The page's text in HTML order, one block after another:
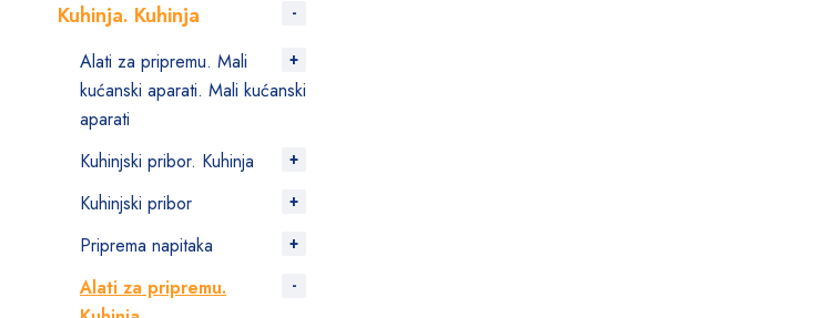
Kuhinja. Kuhinja
Alati za pripremu. Mali
kućanski aparati. Mali kućanski
aparati
Kuhinjski pribor. Kuhinja
Kuhinjski pribor
Priprema napitaka
Alati za pripremu.